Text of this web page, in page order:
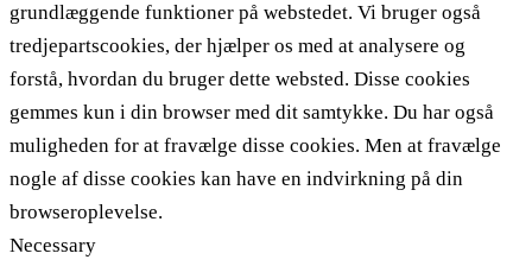
grundlæggende funktioner på webstedet. Vi bruger også
tredjepartscookies, der hjælper os med at analysere og
forstå, hvordan du bruger dette websted. Disse cookies
gemmes kun i din browser med dit samtykke. Du har også
muligheden for at fravælge disse cookies. Men at fravælge
nogle af disse cookies kan have en indvirkning på din
browseroplevelse.
Necessary